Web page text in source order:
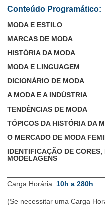
Conteúdo Programático:
MODA E ESTILO
MARCAS DE MODA
HISTÓRIA DA MODA
MODA E LINGUAGEM
DICIONÁRIO DE MODA
A MODA E A INDÚSTRIA
TENDÊNCIAS DE MODA
TÓPICOS DA HISTÓRIA DA
O MERCADO DE MODA
IDENTIFICAÇÃO DE CORES,
MODELAGENS
Carga Horária: 10h a 280h
(Se necessitar uma Carga